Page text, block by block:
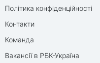
Політика конфіденційності
Контакти
Команда
Вакансії в РБК-Україна